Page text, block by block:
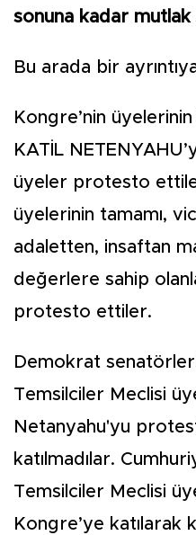
sonuna kadar
Bu arada bir
Kongre’nin üyelerinin
KATİL
üyeler protesto
üyelerinin tamamı,
adaletten, insaftan
değerlere sahip
protesto ettiler.
Demokrat
Temsilciler Meclisi
Netanyahu'yu
katılmadılar.
Temsilciler Meclisi
Kongre’ye katılarak